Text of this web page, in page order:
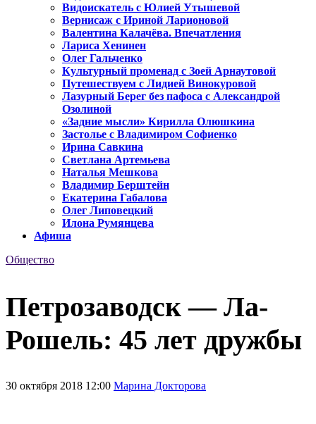
Видоискатель с Юлией Утышевой
Вернисаж с Ириной Ларионовой
Валентина Калачёва. Впечатления
Лариса Хенинен
Олег Гальченко
Культурный променад с Зоей Арнаутовой
Путешествуем с Лидией Винокуровой
Лазурный Берег без пафоса с Александрой
Озолиной
«Задние мысли» Кирилла Олюшкина
Застолье с Владимиром Софиенко
Ирина Савкина
Светлана Артемьева
Наталья Мешкова
Владимир Берштейн
Екатерина Габалова
Олег Липовецкий
Илона Румянцева
Афиша
Общество
Петрозаводск — Ла-
Рошель: 45 лет дружбы
30 октября 2018 12:00 Марина Докторова